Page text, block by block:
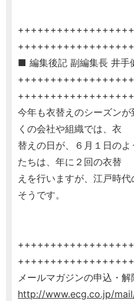
■ 編集後記 副編集長 井手
今年も衣替えのシーズン
くの会社や組織では、衣
替えの日が、６月１日の
たちは、年に２回の衣替
えを行いますが、江戸時
そうです。
メールマガジンの申込・解
http://www.ecg.co.jp/